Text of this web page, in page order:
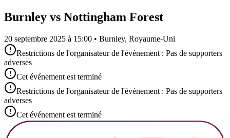
Burnley vs Nottingham Forest
20 septembre 2025 à 15:00 • Burnley, Royaume-Uni
Restrictions de l'organisateur de l'événement : Pas de supporters
adverses
Cet événement est terminé
Restrictions de l'organisateur de l'événement : Pas de supporters
adverses
Cet événement est terminé